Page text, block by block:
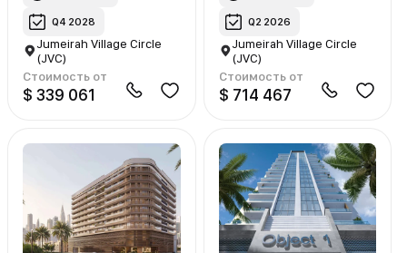
Q4 2028
Jumeirah Village Circle
(JVC)
Стоимость от
$ 339 061
Q2 2026
Jumeirah Village Circle
(JVC)
Стоимость от
$ 714 467